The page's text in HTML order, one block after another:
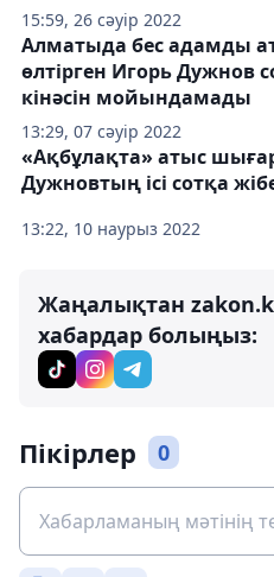
15:59, 26 сәуір 2022
13:29, 07 сәуір 2022
Алматыда бес адамды
өлтірген Игорь Дужнов
кінәсін мойындамады
13:22, 10 наурыз 2022
«Ақбұлақта» атыс
Дужновтың ісі сотқа
Жаңалықтан
хабардар болыңыз:
Пікірлер 0